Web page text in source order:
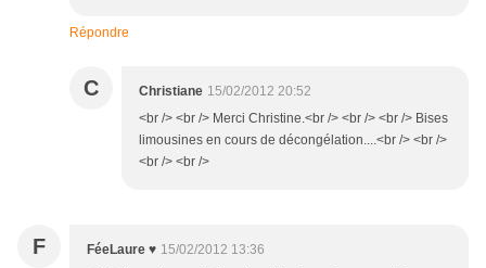
Répondre
C Christiane 15/02/2012 20:52
<br /> <br /> Merci Christine.<br /> <br /> <br /> Bises
limousines en cours de décongélation....<br /> <br />
<br /> <br />
F FéeLaure ♥ 15/02/2012 13:36